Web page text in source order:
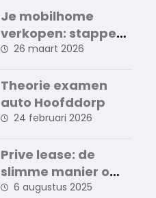
Je mobilhome
verkopen: stappen
en tips voor een
verkoop
26 maart 2026
Theorie examen
auto Hoofddorp
24 februari 2026
Prive lease: de
slimme manier om
zorgeloos auto te
6 augustus 2025